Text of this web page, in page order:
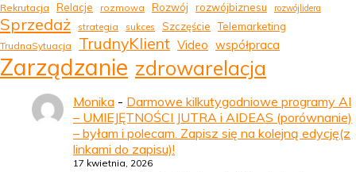
Rekrutacja
Relacje rozmowa Rozwój rozwójbiznesu rozwójlidera
Sprzedaż strategia sukces Szczęście Telemarketing
TrudnaSytuacja TrudnyKlient Video współpraca
Zarządzanie zdrowarelacja
Monika - Darmowe kilkutygodniowe programy AI
– UMIEJĘTNOŚCI JUTRA i AIDEAS (porównanie)
– byłam i polecam. Zapisz się na kolejną edycję(z
linkami do zapisu)!
17 kwietnia, 2026